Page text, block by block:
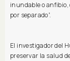
inundable o anfibio,
por separado”.
El investigador del
preservar la salud